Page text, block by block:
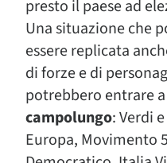
presto il paese ad
Una situazione che
essere replicata
di forze e di
potrebbero entrare
campolungo: Verdi
Europa, Movimento